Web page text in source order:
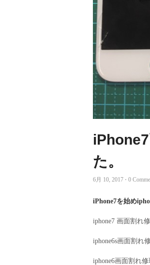
た。
6月 10, 2017 ⋅ 0
iPhone7を始め
iphone7 画面割れ
iphone6s画面割
iphone6画面割